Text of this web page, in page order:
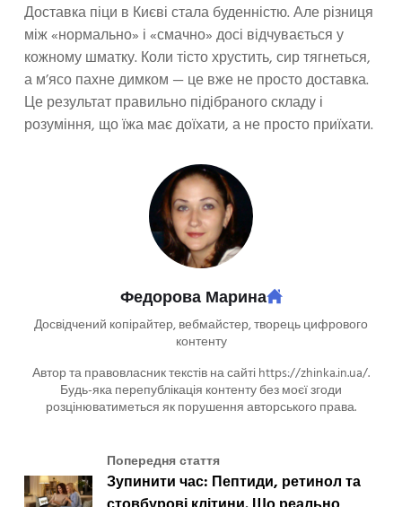
Доставка піци в Києві стала буденністю. Але різниця
між «нормально» і «смачно» досі відчувається у
кожному шматку. Коли тісто хрустить, сир тягнеться,
а м’ясо пахне димком — це вже не просто доставка.
Це результат правильно підібраного складу і
розуміння, що їжа має доїхати, а не просто приїхати.
Федорова Марина
Досвідчений копірайтер, вебмайстер, творець цифрового
контенту
Автор та правовласник текстів на сайті https://zhinka.in.ua/.
Будь-яка перепублікація контенту без моєї згоди
розцінюватиметься як порушення авторського права.
Попередня стаття
Зупинити час: Пептиди, ретинол та